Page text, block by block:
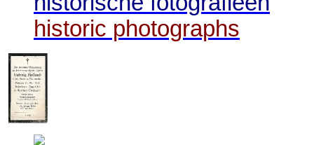
historic photographs